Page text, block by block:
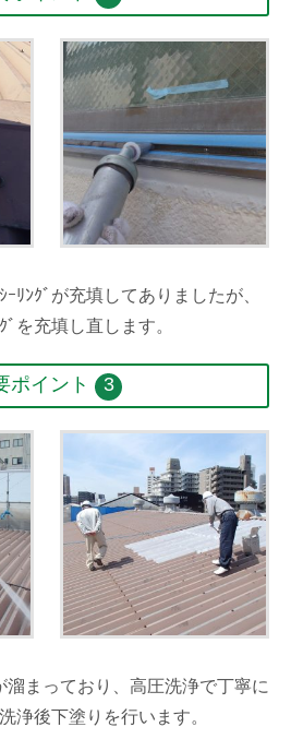
ﾘﾝｸﾞが充填してありましたが、
を充填し直します。
ポイント 3
溜まっており、高圧洗浄で丁寧に
浄後下塗りを行います。